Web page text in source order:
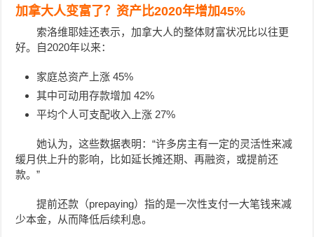
加拿大人变富了？资产比2020年增加45%
索洛维耶娃还表示，加拿大人的整体财富状况比以往更
好。自2020年以来：
家庭总资产上涨 45%
其中可动用存款增加 42%
平均个人可支配收入上涨 27%
她认为，这些数据表明：“许多房主有一定的灵活性来减
缓月供上升的影响，比如延长摊还期、再融资，或提前还
款。”
提前还款（prepaying）指的是一次性支付一大笔钱来减
少本金，从而降低后续利息。